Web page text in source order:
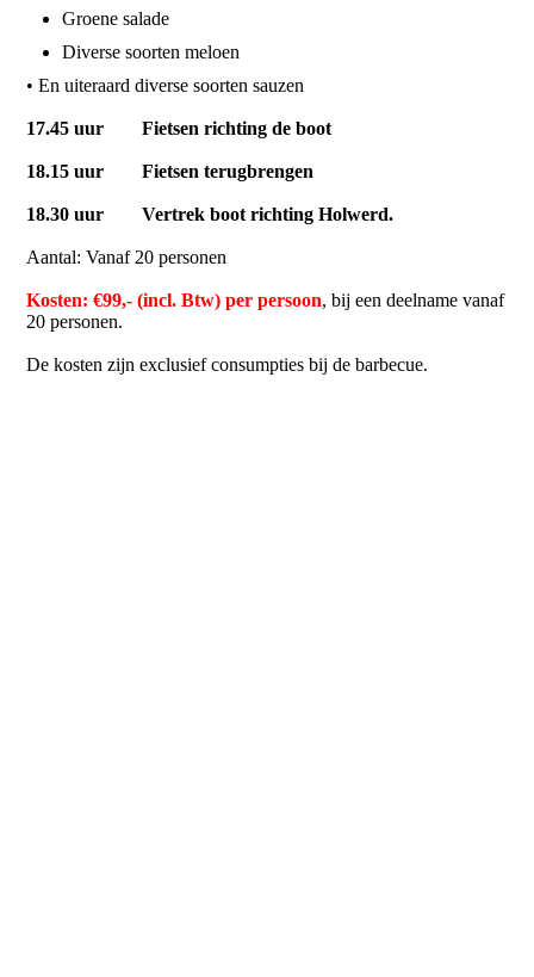
Groene salade
Diverse soorten meloen
• En uiteraard diverse soorten sauzen
17.45 uur Fietsen richting de boot
18.15 uur Fietsen terugbrengen
18.30 uur Vertrek boot richting Holwerd.
Aantal: Vanaf 20 personen
Kosten: €99,- (incl. Btw) per persoon, bij een deelname vanaf
20 personen.
De kosten zijn exclusief consumpties bij de barbecue.